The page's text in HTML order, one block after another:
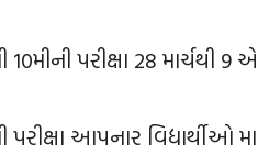
10મીની પરીક્ષા 28 માર્ચથી
પરીક્ષા આપનાર